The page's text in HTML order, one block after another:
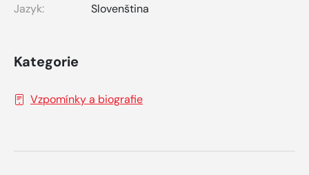
Jazyk:
Slovenština
Kategorie
Vzpomínky a biografie